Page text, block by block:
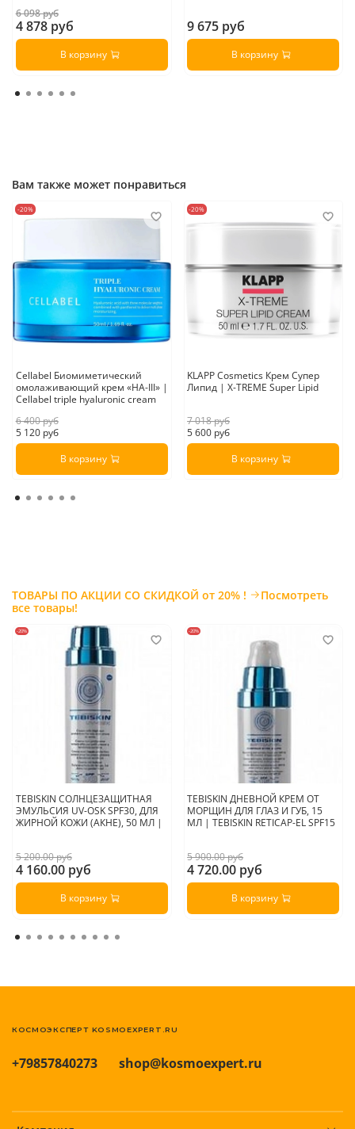
6 098 руб
4 878 руб
В корзину
9 675 руб
В корзину
Вам также может понравиться
-20%
Cellabel Биомиметический
омолаживающий крем «НА-III» |
Cellabel triple hyaluronic cream
6 400 руб
5 120 руб
В корзину
-20%
KLAPP Cosmetics Крем Супер
Липид | X-TREME Super Lipid
7 018 руб
5 600 руб
В корзину
ТОВАРЫ ПО АКЦИИ СО СКИДКОЙ от 20% !
Посмотреть
все товары!
-20%
TEBISKIN СОЛНЦЕЗАЩИТНАЯ
ЭМУЛЬСИЯ UV-OSK SPF30, ДЛЯ
ЖИРНОЙ КОЖИ (АКНЕ), 50 МЛ |
5 200.00 руб
4 160.00 руб
В корзину
-20%
TEBISKIN ДНЕВНОЙ КРЕМ ОТ
МОРЩИН ДЛЯ ГЛАЗ И ГУБ, 15
МЛ | TEBISKIN RETICAP-EL SPF15
5 900.00 руб
4 720.00 руб
В корзину
+79857840273 shop@kosmoexpert.ru
КОСМОЭКСПЕРТ KOSMOEXPERT.RU